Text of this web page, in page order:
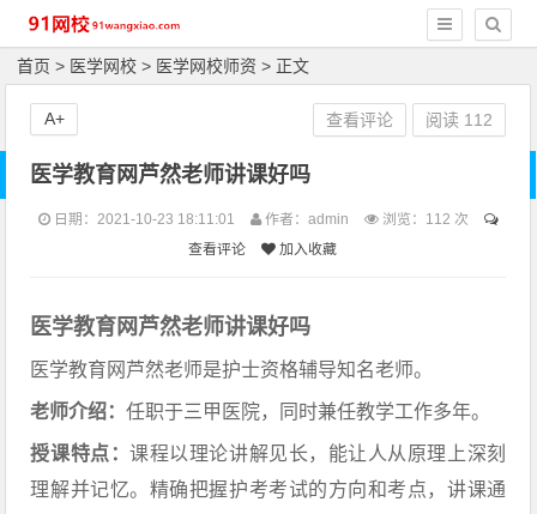
首页 > 医学网校 > 医学网校师资 > 正文
医学教育网芦然老师讲课好吗
日期：2021-10-23 18:11:01 作者：admin 浏览： 112 次
查看评论
加入收藏
医学教育网芦然老师讲课好吗
医学教育网芦然老师是护士资格辅导知名老师。
老师介绍：任职于三甲医院，同时兼任教学工作多年。
授课特点：课程以理论讲解见长，能让人从原理上深刻
理解并记忆。精确把握护考考试的方向和考点，讲课通
查看评论 阅读 112
A+